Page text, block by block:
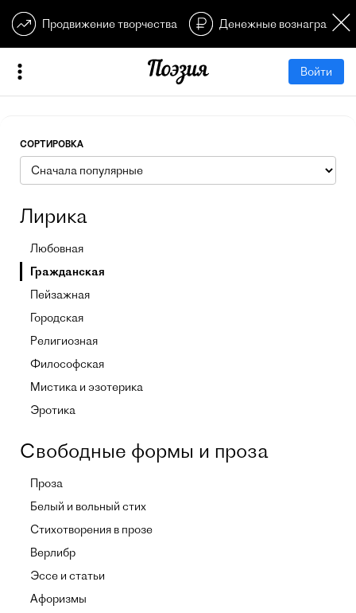
Продвижение творчества Денежные
Войти
СОРТИРОВКА
Лирика
Любовная
Гражданская
Пейзажная
Городская
Религиозная
Философская
Мистика и эзотерика
Эротика
Свободные формы и проза
Проза
Белый и вольный стих
Стихотворения в прозе
Верлибр
Эссе и статьи
Афоризмы